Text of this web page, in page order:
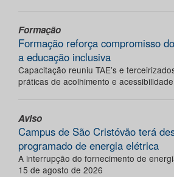
Formação
Formação reforça compromisso
a educação inclusiva
Capacitação reuniu TAE’s e
práticas de acolhimento e acessibilidade
Aviso
Campus de São Cristóvão terá
programado de energia elétrica
A interrupção do fornecimento de
15 de agosto de 2026